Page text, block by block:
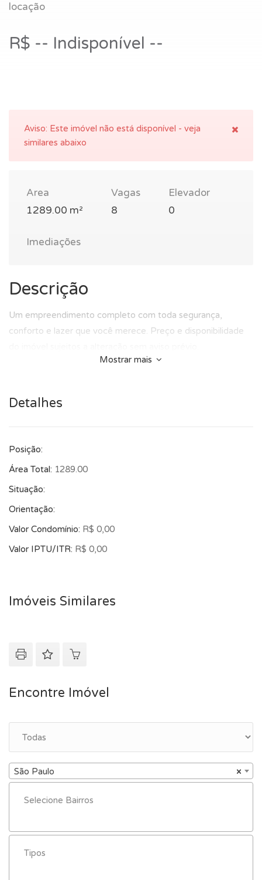
locação
R$ -- Indisponível --
Aviso: Este imóvel não está disponível - veja
similares abaixo
Area
1289.00 m²
Vagas
8
Elevador
0
Imediações
Descrição
Um empreendimento completo com toda segurança,
conforto e lazer que você merece. Preço e disponibilidade
Mostrar mais
Detalhes
Posição:
Área Total: 1289.00
Situação:
Orientação:
Valor Condomínio: R$ 0,00
Valor IPTU/ITR: R$ 0,00
Imóveis Similares
Encontre Imóvel
×
São Paulo